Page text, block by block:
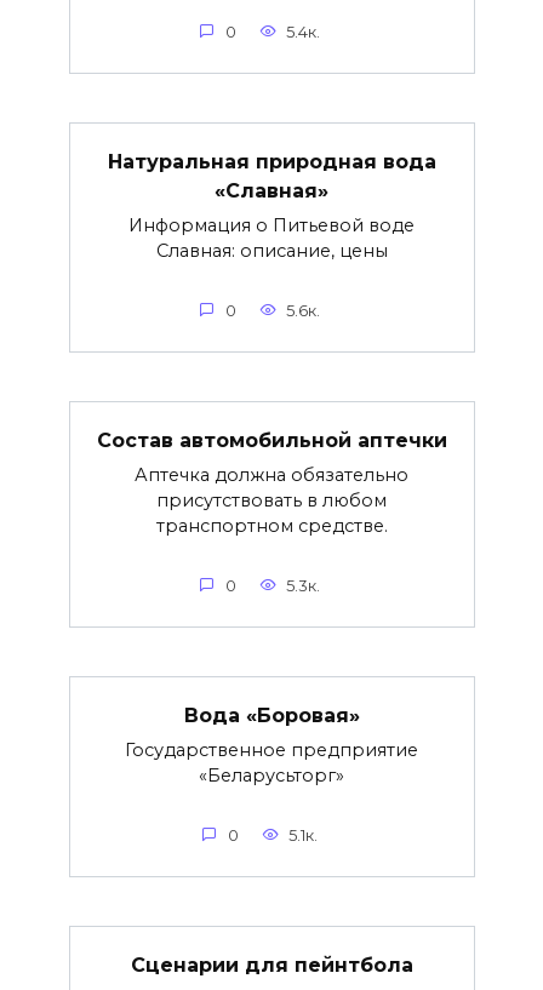
0 5.4к.
Натуральная природная вода
«Славная»
Информация о Питьевой воде
Славная: описание, цены
0 5.6к.
Состав автомобильной аптечки
Аптечка должна обязательно
присутствовать в любом
транспортном средстве.
0 5.3к.
Вода «Боровая»
Государственное предприятие
«Беларусьторг»
0 5.1к.
Сценарии для пейнтбола